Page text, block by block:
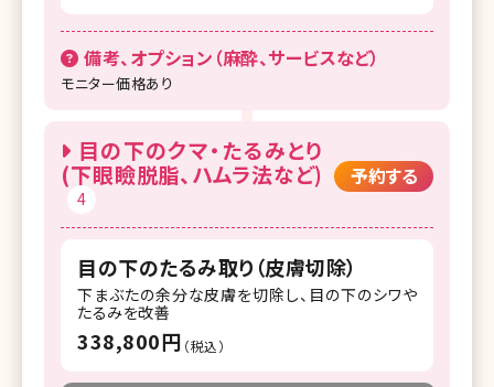
備考、オプション（麻酔、サービスなど）
モニター価格あり
目の下のクマ・たるみとり
(下眼瞼脱脂、ハムラ法など)
4
予約する
目の下のたるみ取り（皮膚切除）
下まぶたの余分な皮膚を切除し、目の下のシワや
たるみを改善
338,800円 （税込）